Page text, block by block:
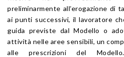
preliminarmente all’erogazione di
ai punti successivi, il lavoratore
guida previste dal Modello o
attività nelle aree sensibili, un
alle prescrizioni del